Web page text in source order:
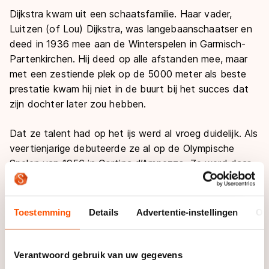
Toestemming Details Advertentie-instellingen
Verantwoord gebruik van uw gegevens
Dijkstra kwam uit een schaatsfamilie. Haar vader,
Luitzen (of Lou) Dijkstra, was langebaanschaatser en
deed in 1936 mee aan de Winterspelen in Garmisch-
Partenkirchen. Hij deed op alle afstanden mee, maar
met een zestiende plek op de 5000 meter als beste
prestatie kwam hij niet in de buurt bij het succes dat
zijn dochter later zou hebben.
Dat ze talent had op het ijs werd al vroeg duidelijk. Als
veertienjarige debuteerde ze al op de Olympische
Spelen van 1956 in Cortina d’Ampezzo. Ze werd daar
in Italië twaalfde, één plek voor haar vriendin en
concurrente Joan Haanappel.
Beiden volgden dezelfde route naar succes. Op jonge